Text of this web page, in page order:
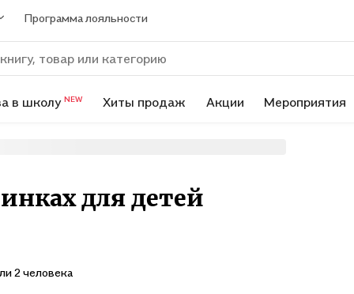
Программа лояльности
в школу NEW Хиты продаж Акции Мероприятия
для детей
2 человека